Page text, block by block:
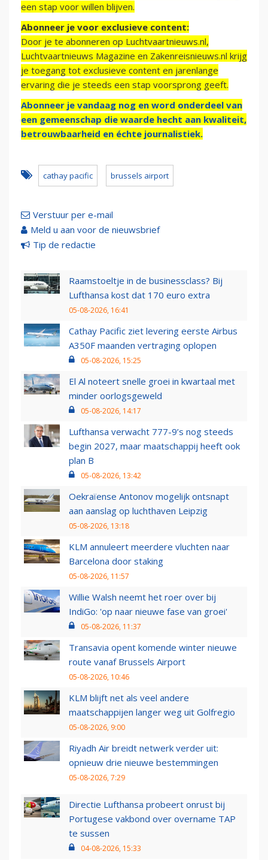
een stap voor willen blijven.
Abonneer je voor exclusieve content:
Door je te abonneren op Luchtvaartnieuws.nl,
Luchtvaartnieuws Magazine en Zakenreisnieuws.nl krijg
je toegang tot exclusieve content en jarenlange
ervaring die je steeds een stap voorsprong geeft.
Abonneer je vandaag nog en word onderdeel van
een gemeenschap die waarde hecht aan kwaliteit,
betrouwbaarheid en échte journalistiek.
cathay pacific brussels airport
Verstuur per e-mail
Meld u aan voor de nieuwsbrief
Tip de redactie
Raamstoeltje in de businessclass? Bij
Lufthansa kost dat 170 euro extra
05-08-2026, 16:41
Cathay Pacific ziet levering eerste Airbus
A350F maanden vertraging oplopen
05-08-2026, 15:25
El Al noteert snelle groei in kwartaal met
minder oorlogsgeweld
05-08-2026, 14:17
Lufthansa verwacht 777-9’s nog steeds
begin 2027, maar maatschappij heeft ook
plan B
05-08-2026, 13:42
Oekraïense Antonov mogelijk ontsnapt
aan aanslag op luchthaven Leipzig
05-08-2026, 13:18
KLM annuleert meerdere vluchten naar
Barcelona door staking
05-08-2026, 11:57
Willie Walsh neemt het roer over bij
IndiGo: 'op naar nieuwe fase van groei'
05-08-2026, 11:37
Transavia opent komende winter nieuwe
route vanaf Brussels Airport
05-08-2026, 10:46
KLM blijft net als veel andere
maatschappijen langer weg uit Golfregio
05-08-2026, 9:00
Riyadh Air breidt netwerk verder uit:
opnieuw drie nieuwe bestemmingen
05-08-2026, 7:29
Directie Lufthansa probeert onrust bij
Portugese vakbond over overname TAP
te sussen
04-08-2026, 15:33